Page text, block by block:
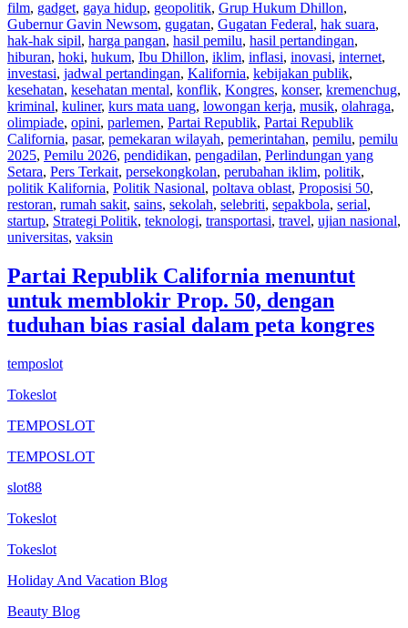
film, gadget, gaya hidup, geopolitik, Grup Hukum Dhillon,
Gubernur Gavin Newsom, gugatan, Gugatan Federal, hak suara,
hak-hak sipil, harga pangan, hasil pemilu, hasil pertandingan,
hiburan, hoki, hukum, Ibu Dhillon, iklim, inflasi, inovasi, internet,
investasi, jadwal pertandingan, Kalifornia, kebijakan publik,
kesehatan, kesehatan mental, konflik, Kongres, konser, kremenchug,
kriminal, kuliner, kurs mata uang, lowongan kerja, musik, olahraga,
olimpiade, opini, parlemen, Partai Republik, Partai Republik
California, pasar, pemekaran wilayah, pemerintahan, pemilu, pemilu
2025, Pemilu 2026, pendidikan, pengadilan, Perlindungan yang
Setara, Pers Terkait, persekongkolan, perubahan iklim, politik,
politik Kalifornia, Politik Nasional, poltava oblast, Proposisi 50,
restoran, rumah sakit, sains, sekolah, selebriti, sepakbola, serial,
startup, Strategi Politik, teknologi, transportasi, travel, ujian nasional,
universitas, vaksin
Partai Republik California menuntut
untuk memblokir Prop. 50, dengan
tuduhan bias rasial dalam peta kongres
temposlot
Tokeslot
TEMPOSLOT
TEMPOSLOT
slot88
Tokeslot
Tokeslot
Holiday And Vacation Blog
Beauty Blog